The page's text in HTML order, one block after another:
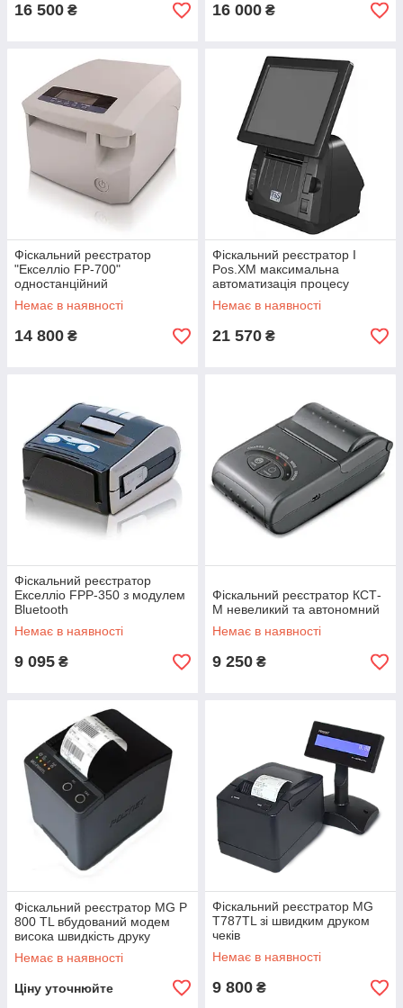
16 500 ₴ 16 000 ₴
Фіскальний реєстратор
"Екселліо FP-700"
одностанційний
Немає в наявності
14 800 ₴
Фіскальний реєстратор I
Pos.ХМ максимальна
автоматизація процесу
обслуговування клієнтів
Немає в наявності
21 570 ₴
Фіскальний реєстратор
Екселліо FPP-350 з модулем
Bluetooth
Немає в наявності
9 095 ₴
Фіскальний реєстратор КСТ-
М невеликий та автономний
Немає в наявності
9 250 ₴
Фіскальний реєстратор MG P
800 TL вбудований модем
висока швидкість друку
Немає в наявності
Ціну уточнюйте
Фіскальний реєстратор MG
T787TL зі швидким друком
чеків
Немає в наявності
9 800 ₴